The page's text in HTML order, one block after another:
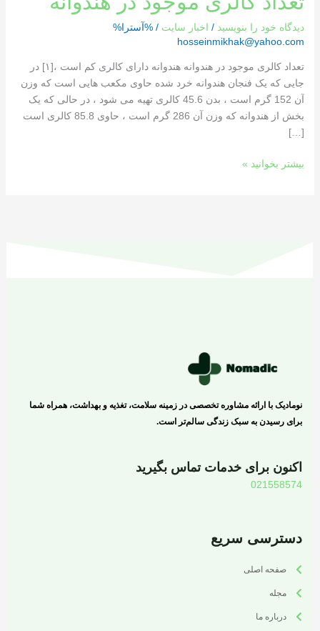
دیدگاه‌ خود را بنویسید / اخبار سایت / %آسترا%
hosseinmikhak@yahoo.com
تعداد کالری موجود در هندوانه هندوانه دارای کالری کم است ،[١] در
جایی که یک فنجان هندوانه خرد شده حاوی مکعب هایی است که وزن
آن 152 گرم است ، بدن 45.6 کالری تهیه می شود ، در حالی که یک
بخش از هندوانه که وزن آن 286 گرم است ، حاوی 85.8 کالری است
[…]
بیشتر بخوانید »
نومادیک با ارائه مشاوره تخصصی در زمینه سلامت، تغذیه و بهداشت، همراه شما
برای رسیدن به سبک زندگی سالم‌تر است.
اکنون برای خدمات تماس بگیرید
021558574
دسترسی سریع
صفحه اصلی
مجله
درباره ما